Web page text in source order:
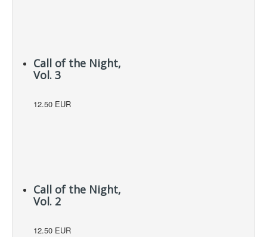
Call of the Night,
Vol. 3
12.50 EUR
Call of the Night,
Vol. 2
12.50 EUR